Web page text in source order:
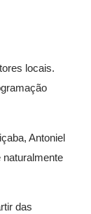
locais.
Antoniel
das